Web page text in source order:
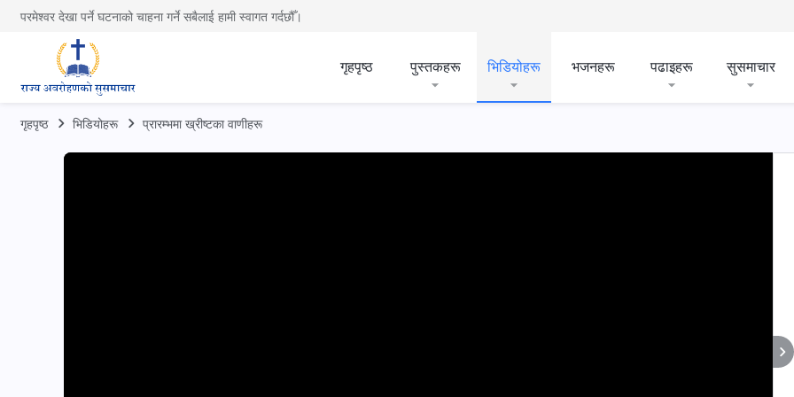
परमेश्वर देखा पर्ने घटनाको चाहना गर्ने सबैलाई हामी स्वागत गर्दछौँ।
गृहपृष्ठ पुस्तकहरू भिडियोहरू भजनहरू पढाइहरू सुसमाचार
गृहपृष्ठ भिडियोहरू प्रारम्‍भमा ख्रीष्‍टका वाणीहरू